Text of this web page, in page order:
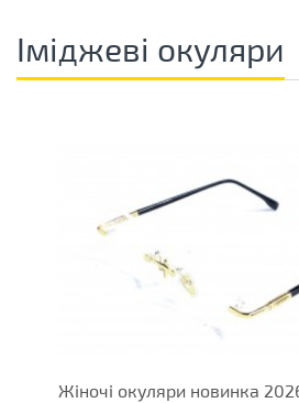
Іміджеві окуляри
Жіночі окуляри новинка